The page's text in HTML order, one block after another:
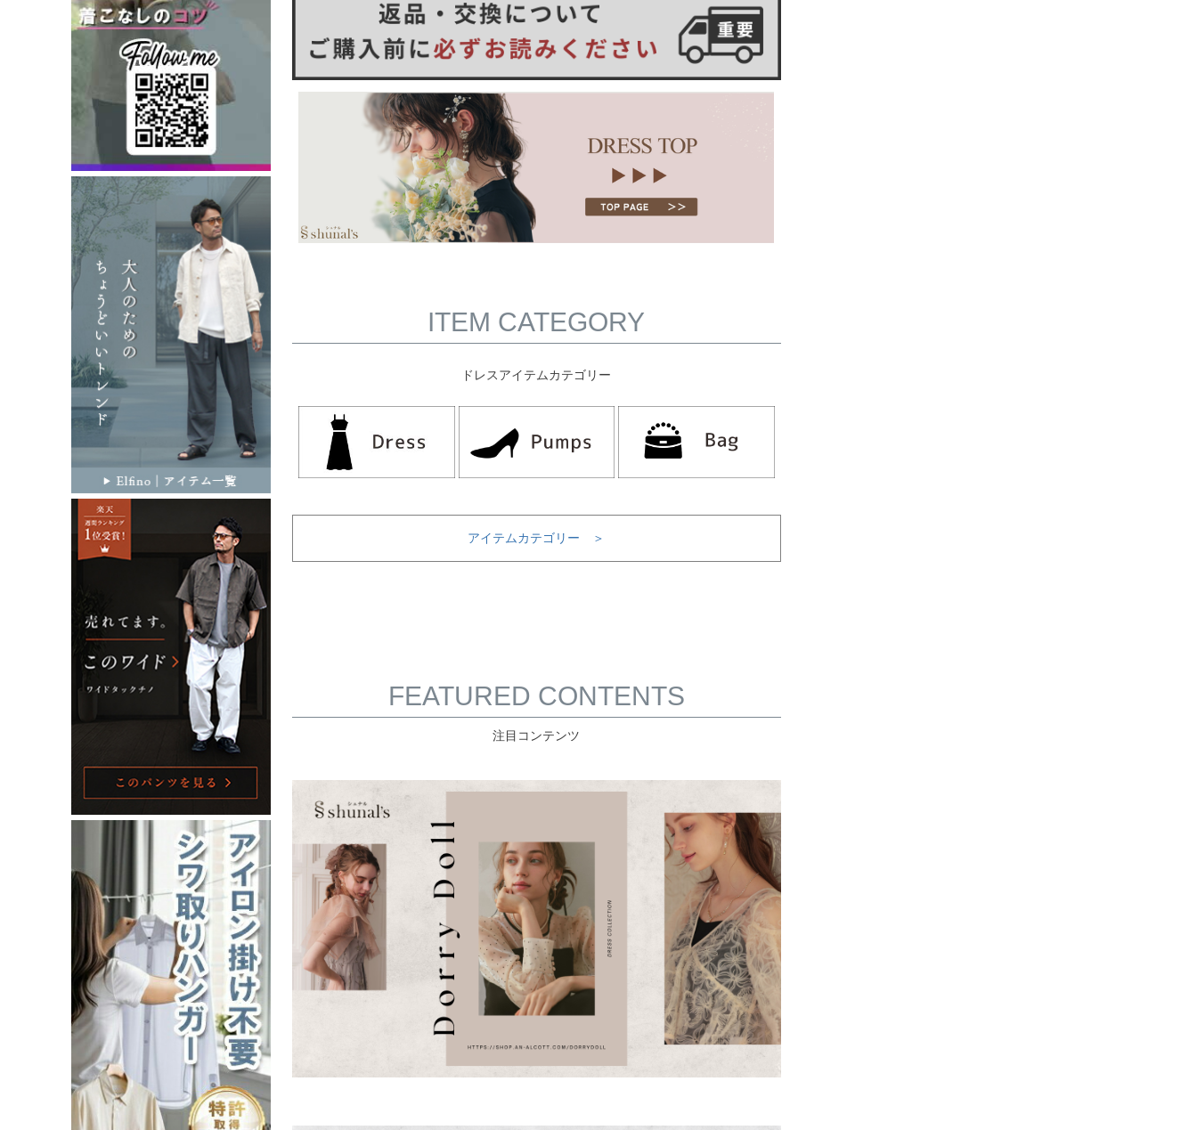
ITEM CATEGORY
ドレスアイテムカテゴリー
アイテムカテゴリー ＞
FEATURED CONTENTS
注目コンテンツ